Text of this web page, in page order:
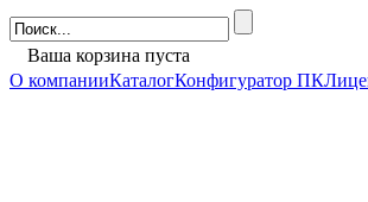
Ваша корзина пуста
О компанииКаталогКонфигуратор ПК